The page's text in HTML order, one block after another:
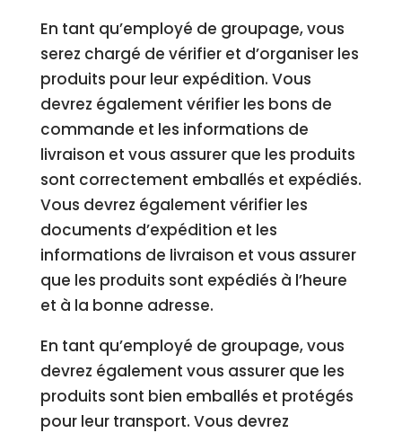
En tant qu’employé de groupage, vous
serez chargé de vérifier et d’organiser les
produits pour leur expédition. Vous
devrez également vérifier les bons de
commande et les informations de
livraison et vous assurer que les produits
sont correctement emballés et expédiés.
Vous devrez également vérifier les
documents d’expédition et les
informations de livraison et vous assurer
que les produits sont expédiés à l’heure
et à la bonne adresse.
En tant qu’employé de groupage, vous
devrez également vous assurer que les
produits sont bien emballés et protégés
pour leur transport. Vous devrez